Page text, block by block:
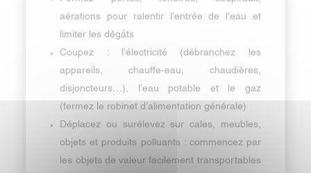
aérations pour ralentir l’entrée de l’eau et
limiter les dégâts
Coupez : l’électricité (débranchez les
appareils, chauffe-eau, chaudières,
disjoncteurs…), l’eau potable et le gaz
(fermez le robinet d’alimentation générale)
Déplacez ou surélevez sur cales, meubles,
objets et produits polluants : commencez par
les objets de valeur facilement transportables